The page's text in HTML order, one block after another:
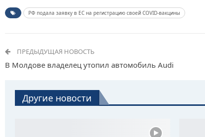
РФ подала заявку в ЕС на регистрацию своей COVID-вакцины
ПРЕДЫДУЩАЯ НОВОСТЬ
В Молдове владелец утопил автомобиль Audi
Другие новости